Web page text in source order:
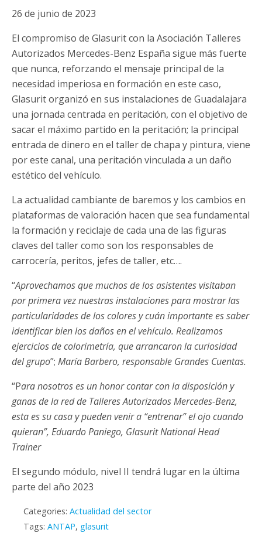
26 de junio de 2023
El compromiso de Glasurit con la Asociación Talleres
Autorizados Mercedes-Benz España sigue más fuerte
que nunca, reforzando el mensaje principal de la
necesidad imperiosa en formación en este caso,
Glasurit organizó en sus instalaciones de Guadalajara
una jornada centrada en peritación, con el objetivo de
sacar el máximo partido en la peritación; la principal
entrada de dinero en el taller de chapa y pintura, viene
por este canal, una peritación vinculada a un daño
estético del vehículo.
La actualidad cambiante de baremos y los cambios en
plataformas de valoración hacen que sea fundamental
la formación y reciclaje de cada una de las figuras
claves del taller como son los responsables de
carrocería, peritos, jefes de taller, etc….
“Aprovechamos que muchos de los asistentes visitaban
por primera vez nuestras instalaciones para mostrar las
particularidades de los colores y cuán importante es saber
identificar bien los daños en el vehículo. Realizamos
ejercicios de colorimetría, que arrancaron la curiosidad
del grupo”; María Barbero, responsable Grandes Cuentas.
“Para nosotros es un honor contar con la disposición y
ganas de la red de Talleres Autorizados Mercedes-Benz,
esta es su casa y pueden venir a “entrenar” el ojo cuando
quieran”, Eduardo Paniego, Glasurit National Head
Trainer
El segundo módulo, nivel II tendrá lugar en la última
parte del año 2023
Categories: Actualidad del sector
Tags: ANTAP, glasurit